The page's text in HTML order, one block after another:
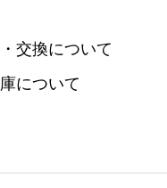
交換について
について